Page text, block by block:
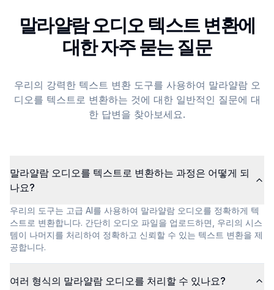
말라얄람 오디오 텍스트 변환에
대한 자주 묻는 질문
우리의 강력한 텍스트 변환 도구를 사용하여 말라얄람 오
디오를 텍스트로 변환하는 것에 대한 일반적인 질문에 대
한 답변을 찾아보세요.
말라얄람 오디오를 텍스트로 변환하는 과정은 어떻게 되
나요?
우리의 도구는 고급 AI를 사용하여 말라얄람 오디오를 정확하게 텍
스트로 변환합니다. 간단히 오디오 파일을 업로드하면, 우리의 시스
템이 나머지를 처리하여 정확하고 신뢰할 수 있는 텍스트 변환을 제
공합니다.
여러 형식의 말라얄람 오디오를 처리할 수 있나요?